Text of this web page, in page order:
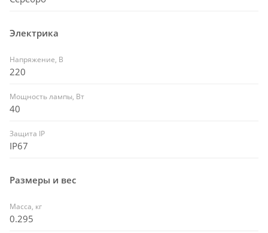
Электрика
Напряжение, В
220
Мощность лампы, Вт
40
Защита IP
IP67
Размеры и вес
Масса, кг
0.295